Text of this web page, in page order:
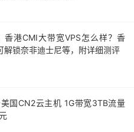
香港CMI大带宽VPS怎么样？香
解锁奈非迪士尼等，附详细测评
国CN2云主机 1G带宽3TB流量